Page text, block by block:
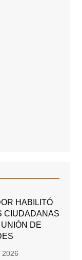
HABILITÓ
CIUDADANAS
DE
2026